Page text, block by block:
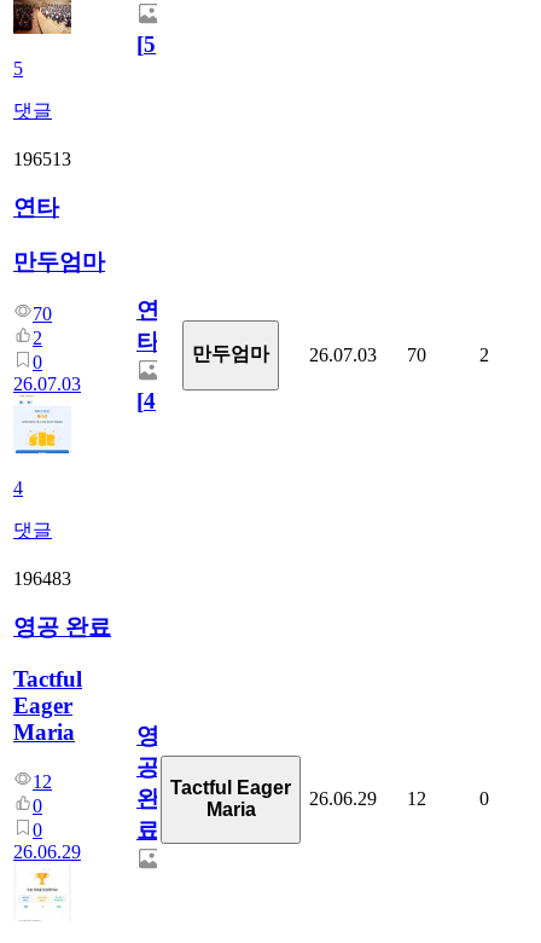
5
댓글
[5]
196513
연타
만두엄마
70
2
0
26.07.03
4
댓글
연
타
[4]
만두엄마 26.07.03 70 2
196483
영공 완료
Tactful
Eager
Maria
12
0
0
26.06.29
영
공
완
료
Tactful Eager
Maria
26.06.29 12 0